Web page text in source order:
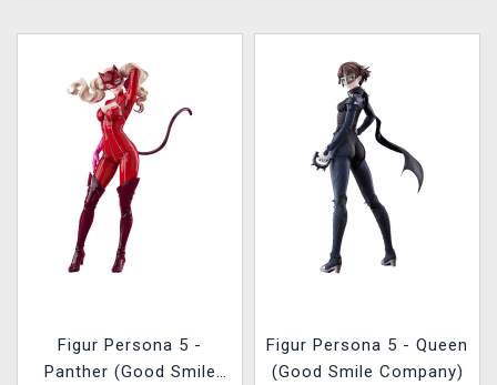
Figur Persona 5 -
Panther (Good Smile
Figur Persona 5 - Queen
(Good Smile Company)